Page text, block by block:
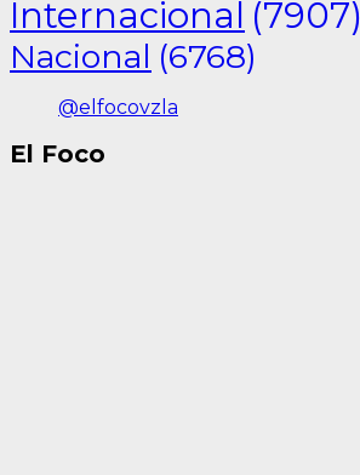
Internacional (7907)
Nacional (6768)
@elfocovzla
El Foco